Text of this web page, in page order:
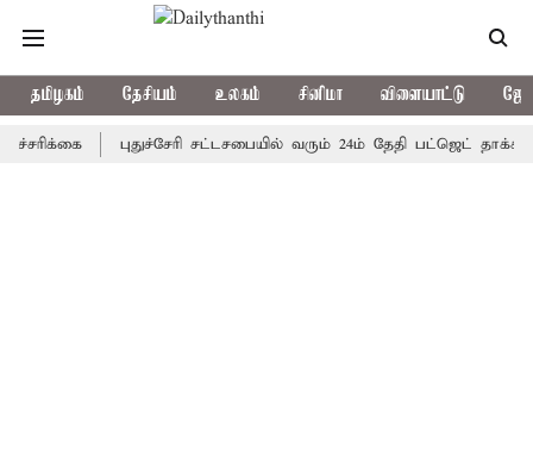
தமிழகம் தேசியம் உலகம் சினிமா விளையாட்டு
புதுச்சேரி சட்டசபையில் வரும் 24ம் தேதி பட்ஜெட் தாக்கல்